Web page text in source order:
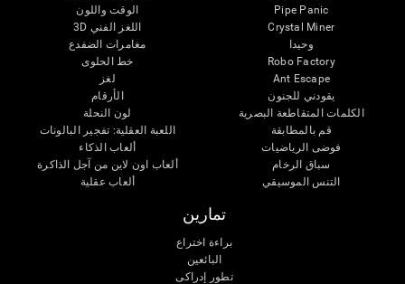
Pipe Panic
Crystal Miner
وحيدا
Robo Factory
Ant Escape
يقودني للجنون
الكلمات المتقاطعة البصرية
قم بالمطابقة
فوضى الرياضيات
سباق الرخام
التنس الموسيقي
الوقت واللون
اللغز الفني 3D
مغامرات الضفدع
خط الحلوى
لغز
الأرقام
لون النحلة
اللعبة العقلية: تفجير البالونات
ألعاب الذكاء
ألعاب اون لاين من آجل الذاكرة
ألعاب عقلية
تمارين
براءة اختراع
البائعين
تطور إدراكى